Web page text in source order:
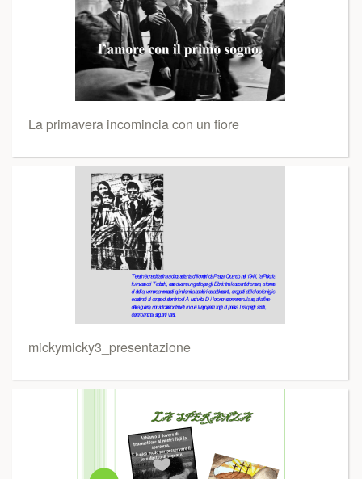
La primavera incomincia con un fiore
mickymicky3_presentazione